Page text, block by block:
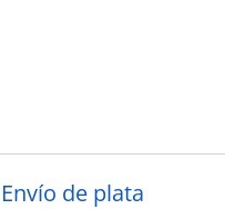
Envío de plata